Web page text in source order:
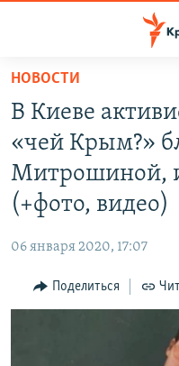
Вернуться
основному
содержанию
Вернутся
главной
Вернутся
поиску
КАРТА ВОЕННЫХ
ВОДА
ИСТОРИЯ
ИНТЕРАКТИВ
ИНФОГРАФИКА
СОВЕТЫ
РАДІО СВОБОДА
КАК ОБОЙТИ
НОВОСТИ
В Киеве
«чей Крым?»
Митрошиной,
(+фото, видео)
06 января 2020, 17:07
Поделиться